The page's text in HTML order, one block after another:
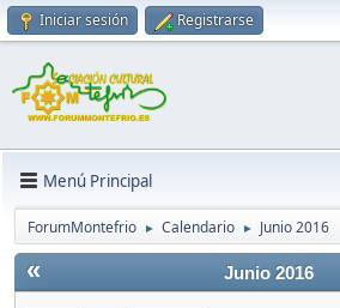
Iniciar sesión Registrarse
Menú Principal
ForumMontefrio ► Calendario ► Junio 2016
« Junio 2016